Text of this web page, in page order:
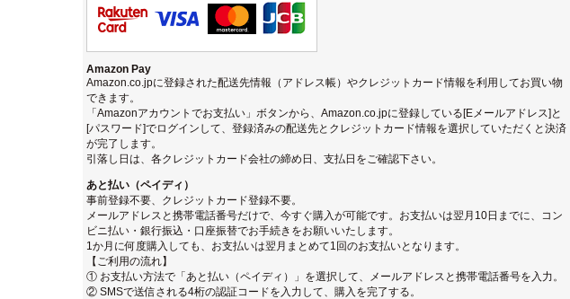
Amazon Pay
Amazon.co.jpに登録された配送先情報（アドレス帳）やクレジットカード情報を利用してお買い物
できます。
「Amazonアカウントでお支払い」ボタンから、Amazon.co.jpに登録している[Eメールアドレス]と
[パスワード]でログインして、登録済みの配送先とクレジットカード情報を選択していただくと決済
が完了します。
引落し日は、各クレジットカード会社の締め日、支払日をご確認下さい。
あと払い（ペイディ）
事前登録不要、クレジットカード登録不要。
メールアドレスと携帯電話番号だけで、今すぐ購入が可能です。お支払いは翌月10日までに、コン
ビニ払い・銀行振込・口座振替でお手続きをお願いいたします。
1か月に何度購入しても、お支払いは翌月まとめて1回のお支払いとなります。
【ご利用の流れ】
① お支払い方法で「あと払い（ペイディ）」を選択して、メールアドレスと携帯電話番号を入力。
② SMSで送信される4桁の認証コードを入力して、購入を完了する。